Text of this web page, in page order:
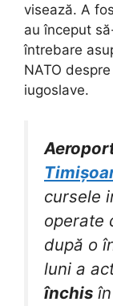
visează. A
au început
întrebare
NATO
iugoslave.
cursele
operate
după o
luni a
închis